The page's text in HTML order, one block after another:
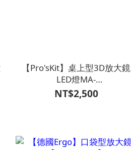
【Pro'sKit】桌上型3D放大鏡
LED燈MA-
1004A【V1MF0301WHT0000
NT$2,500